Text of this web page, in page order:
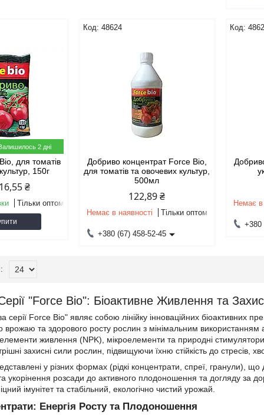
2 дні
для томатів
150г
₴
Тільки оптом
48624
Добриво концентрат Force Bio,
для томатів та овочевих культур,
500мл
122,89 ₴
Немає в наявності Тільки оптом
+380 (67) 458-52-45
Немає в
+380
"Force Bio": Біоактивне Живлення та
серії Force Bio" являє собою лінійку інноваційних біоактивних
та здорового росту рослин з мінімальним використанням
живлення (NPK), мікроелементи та природні
захисні сили рослин, підвищуючи їхню стійкість до стресів,
у різних формах (рідкі концентрати, спреї, гранули),
укорінення розсади до активного плодоношення та догляду за
імунітет та стабільний, екологічно чистий урожай.
Енергія Росту та Плодоношення